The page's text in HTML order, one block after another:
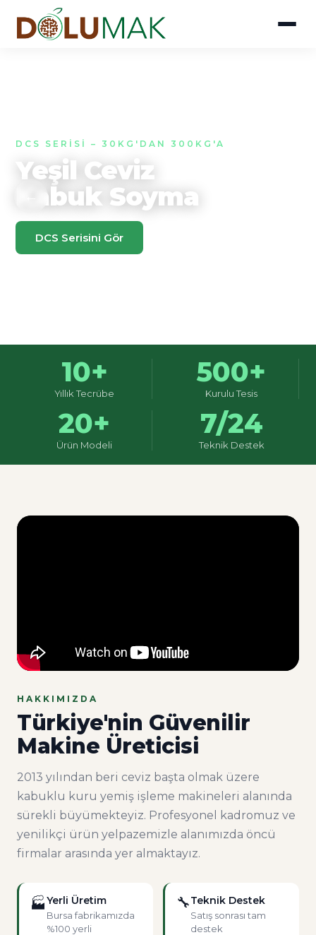
DCS SERISI – 30KG'DAN 300KG'A
Yeşil Ceviz
Kabuk Soyma
DCS Serisini Gör
10+
Yıllık Tecrübe
500+
Kurulu Tesis
20+
Ürün Modeli
7/24
Teknik Destek
HAKKIMIZDA
Türkiye'nin Güvenilir
Makine Üreticisi
2013 yılından beri ceviz başta olmak üzere
kabuklu kuru yemiş işleme makineleri alanında
sürekli büyümekteyiz. Profesyonel kadromuz ve
yenilikçi ürün yelpazemizle alanımızda öncü
firmalar arasında yer almaktayız.
🏭Yerli Üretim
Bursa fabrikamızda
%100 yerli
🔧Teknik Destek
Satış sonrası tam
destek